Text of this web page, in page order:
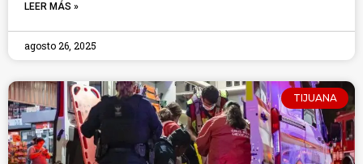
LEER MÁS »
agosto 26, 2025
TIJUANA